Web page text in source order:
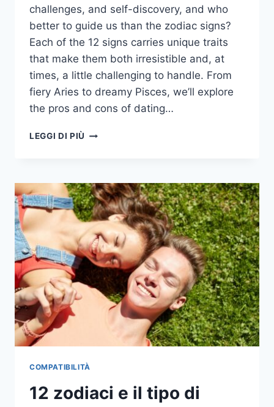
challenges, and self-discovery, and who
better to guide us than the zodiac signs?
Each of the 12 signs carries unique traits
that make them both irresistible and, at
times, a little challenging to handle. From
fiery Aries to dreamy Pisces, we’ll explore
the pros and cons of dating…
LEGGI DI PIÙ 12
I
PRO
E
I
CONTRO
DI
USCIRE
CON
CIASCUNO
COMPATIBILITÀ
12 zodiaci e il tipo di